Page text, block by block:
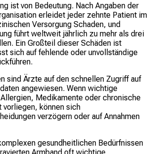
ist von Bedeutung. Nach Angaben der
erleidet jeder zehnte Patient im
Versorgung Schaden, und
führt weltweit jährlich zu mehr als drei
Ein Großteil dieser Schäden ist
sich auf fehlende oder unvollständige
sind Ärzte auf den schnellen Zugriff auf
angewiesen. Wenn wichtige
Medikamente oder chronische
vorliegen, können sich
verzögern oder auf Annahmen
gesundheitlichen Bedürfnissen